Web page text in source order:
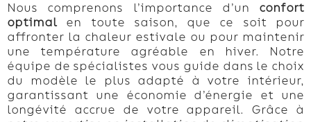
Nous comprenons l’importance d’un confort
optimal en toute saison, que ce soit pour
affronter la chaleur estivale ou pour maintenir
une température agréable en hiver. Notre
équipe de spécialistes vous guide dans le choix
du modèle le plus adapté à votre intérieur,
garantissant une économie d’énergie et une
longévité accrue de votre appareil. Grâce à